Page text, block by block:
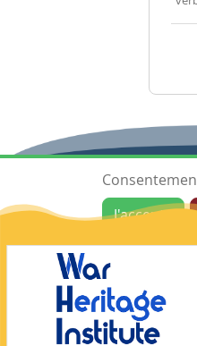
Les
Créer une
Mes
J'accepte
garantir
des
notre